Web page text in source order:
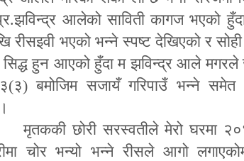
आलेको साविती कागज भएको
रीसइवी भएको भन्ने स्पष्ट देखिएको र
सिद्ध हुन आएको हुँदा म झविन्द्र आले
बमोजिम सजायँ गरिपाउँ भन्ने समेत
मृतककी छोरी सरस्वतीले मेरो घरमा
चोर भन्यो भन्ने रीसले आगो